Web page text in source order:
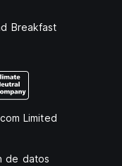
Breakfast
Limited
de datos